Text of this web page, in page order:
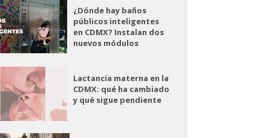
¿Dónde hay baños
públicos inteligentes
en CDMX? Instalan dos
nuevos módulos
Lactancia materna en la
CDMX: qué ha cambiado
y qué sigue pendiente